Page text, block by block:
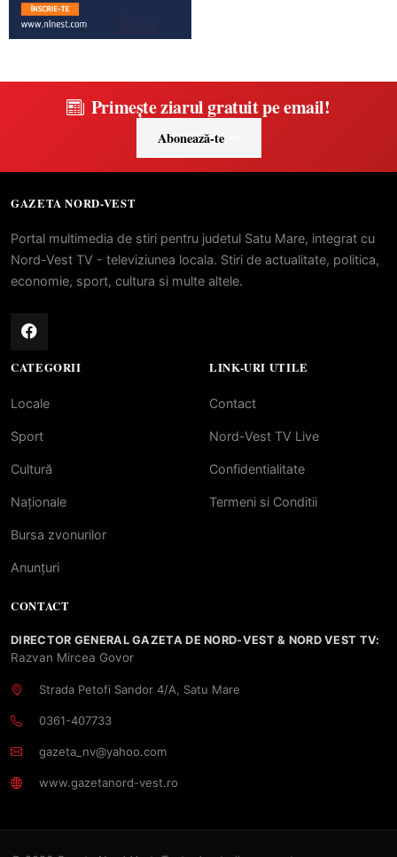
Primește ziarul gratuit pe email!
Abonează-te
GAZETA NORD-VEST
Portal multimedia de stiri pentru judetul Satu Mare, integrat cu
Nord-Vest TV - televiziunea locala. Stiri de actualitate, politica,
economie, sport, cultura si multe altele.
CATEGORII
Locale
Sport
Cultură
Naționale
Bursa zvonurilor
Anunțuri
LINK-URI UTILE
Contact
Nord-Vest TV Live
Confidentialitate
Termeni si Conditii
CONTACT
DIRECTOR GENERAL GAZETA DE NORD-VEST & NORD VEST TV:
Razvan Mircea Govor
Strada Petofi Sandor 4/A, Satu Mare
0361-407733
gazeta_nv@yahoo.com
www.gazetanord-vest.ro